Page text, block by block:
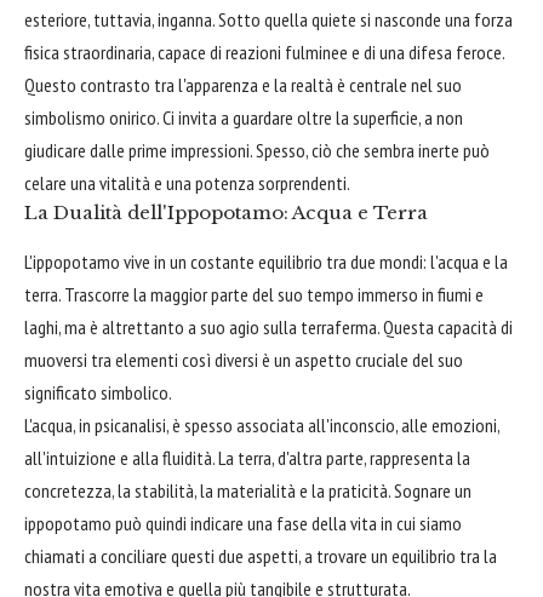
esteriore, tuttavia, inganna. Sotto quella quiete si nasconde una forza
fisica straordinaria, capace di reazioni fulminee e di una difesa feroce.
Questo contrasto tra l'apparenza e la realtà è centrale nel suo
simbolismo onirico. Ci invita a guardare oltre la superficie, a non
giudicare dalle prime impressioni. Spesso, ciò che sembra inerte può
celare una vitalità e una potenza sorprendenti.
La Dualità dell'Ippopotamo: Acqua e Terra
L'ippopotamo vive in un costante equilibrio tra due mondi: l'acqua e la
terra. Trascorre la maggior parte del suo tempo immerso in fiumi e
laghi, ma è altrettanto a suo agio sulla terraferma. Questa capacità di
muoversi tra elementi così diversi è un aspetto cruciale del suo
significato simbolico.
L'acqua, in psicanalisi, è spesso associata all'inconscio, alle emozioni,
all'intuizione e alla fluidità. La terra, d'altra parte, rappresenta la
concretezza, la stabilità, la materialità e la praticità. Sognare un
ippopotamo può quindi indicare una fase della vita in cui siamo
chiamati a conciliare questi due aspetti, a trovare un equilibrio tra la
nostra vita emotiva e quella più tangibile e strutturata.